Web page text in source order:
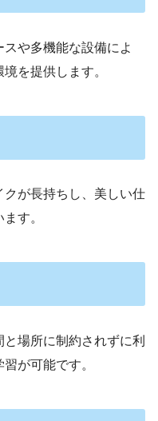
や多機能な設備によ
を提供します。
が長持ちし、美しい仕
す。
場所に制約されずに利
が可能です。